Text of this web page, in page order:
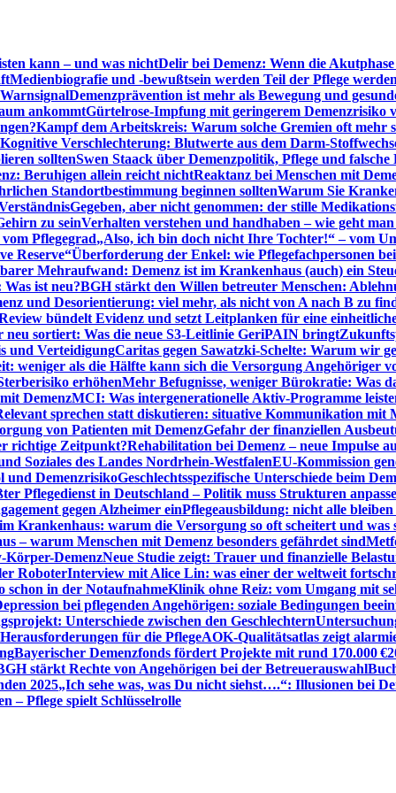
kann – und was nichtDelir bei Demenz: Wenn die
Medienbiografie und -bewußtsein werden Teil der Pflege werden
Demenzprävention ist mehr als Bewegung und
ankommtGürtelrose-Impfung mit geringerem Demenzrisiko
Kampf dem Arbeitskreis: Warum solche Gremien oft mehr
Kognitive Verschlechterung: Blutwerte aus dem Darm-
solltenSwen Staack über Demenzpolitik, Pflege und falsche
Beruhigen allein reicht nichtReaktanz bei Menschen mit
Standortbestimmung beginnen solltenWarum Sie
Gegeben, aber nicht genommen: der stille
zu seinVerhalten verstehen und handhaben – wie geht
Pflegegrad„Also, ich bin doch nicht Ihre Tochter!“ – vom
Reserve“Überforderung der Enkel: wie Pflegefachpersonen
Mehraufwand: Demenz ist im Krankenhaus (auch) ein
ist neu?BGH stärkt den Willen betreuter Menschen:
und Desorientierung: viel mehr, als nicht von A nach B zu
bündelt Evidenz und setzt Leitplanken für eine
neu sortiert: Was die neue S3-Leitlinie GeriPAIN bringt
und VerteidigungCaritas gegen Sawatzki-Schelte: Warum wir
weniger als die Hälfte kann sich die Versorgung Angehöriger
erhöhenMehr Befugnisse, weniger Bürokratie: Was
DemenzMCI: Was intergenerationelle Aktiv-Programme
sprechen statt diskutieren: situative Kommunikation mit
von Patienten mit DemenzGefahr der finanziellen
richtige Zeitpunkt?Rehabilitation bei Demenz – neue Impulse
Soziales des Landes Nordrhein-WestfalenEU-Kommission
und DemenzrisikoGeschlechtsspezifische Unterschiede beim
Pflegedienst in Deutschland – Politik muss Strukturen
gegen Alzheimer einPflegeausbildung: nicht alle bleiben
Krankenhaus: warum die Versorgung so oft scheitert und was
– warum Menschen mit Demenz besonders gefährdet sind
Körper-DemenzNeue Studie zeigt: Trauer und finanzielle
RoboterInterview mit Alice Lin: was einer der weltweit
schon in der NotaufnahmeKlinik ohne Reiz: vom Umgang mit
bei pflegenden Angehörigen: soziale Bedingungen
Unterschiede zwischen den Geschlechtern
für die PflegeAOK-Qualitätsatlas zeigt
Bayerischer Demenzfonds fördert Projekte mit rund 170.000 €
stärkt Rechte von Angehörigen bei der Betreuerauswahl
2025„Ich sehe was, was Du nicht siehst….“: Illusionen bei
– Pflege spielt Schlüsselrolle